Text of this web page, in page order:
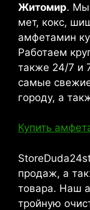
Житомир. Мы
мет, кокс,
амфетамин
Работаем
также 24/7 и
самые
городу, а
Купить
продаж, а
товара. Наш
тройную